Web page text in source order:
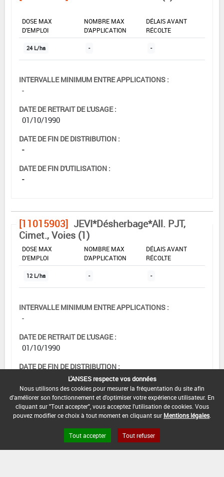
DOSE MAX
D'EMPLOI
NOMBRE MAX
D'APPLICATION
DÉLAIS AVANT
RÉCOLTE
24 L/ha - -
INTERVALLE MINIMUM ENTRE APPLICATIONS :
-
DATE DE RETRAIT DE L'USAGE :
01/10/1990
DATE DE FIN DE DISTRIBUTION :
-
DATE DE FIN D'UTILISATION :
-
[11015903] JEVI*Désherbage*All. PJT,
Cimet., Voies (1)
DOSE MAX
D'EMPLOI
NOMBRE MAX
D'APPLICATION
DÉLAIS AVANT
RÉCOLTE
12 L/ha - -
INTERVALLE MINIMUM ENTRE APPLICATIONS :
-
DATE DE RETRAIT DE L'USAGE :
01/10/1990
DATE DE FIN DE DISTRIBUTION :
DATE DE FIN D'UTILISATION :
-
L'ANSES respecte vos données
Nous utilisons des cookies pour mesurer la fréquentation du site afin
d'améliorer son fonctionnement et d'optimiser votre expérience utilisateur. En
cliquant sur "Tout accepter", vous acceptez l'utilisation de cookies. Vous
pouvez modifier ce choix à tout moment en cliquant sur Mentions légales
Tout accepter Tout refuser